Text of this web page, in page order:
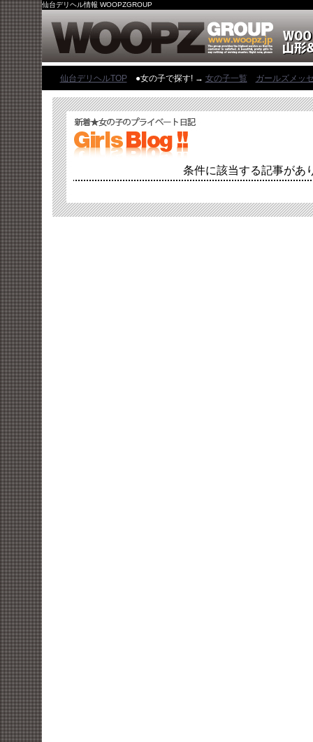
仙台デリヘル情報 WOOPZGROUP
仙台デリヘルTOP●女の子で探す! → 女の子一覧 ガールズメッ
条件に該当する記事があ